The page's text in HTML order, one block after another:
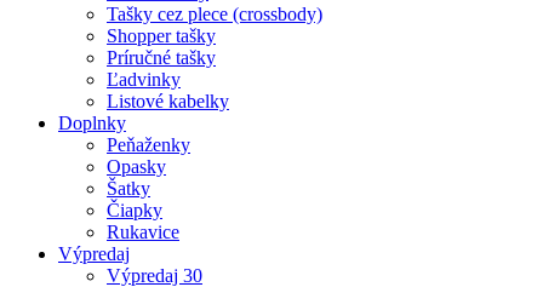
Tašky cez plece (crossbody)
Shopper tašky
Príručné tašky
Ľadvinky
Listové kabelky
Doplnky
Peňaženky
Opasky
Šatky
Čiapky
Rukavice
Výpredaj
Výpredaj 30